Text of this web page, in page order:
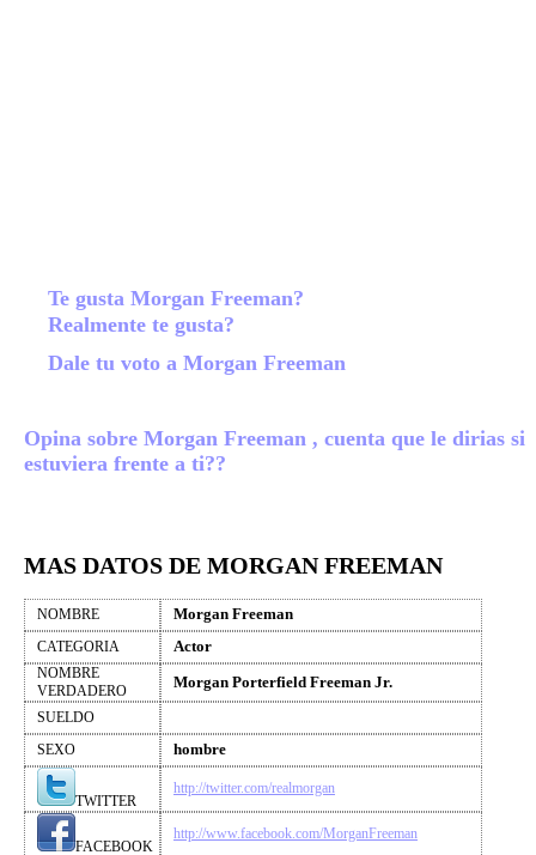
Te gusta Morgan Freeman?
Realmente te gusta?
Dale tu voto a Morgan Freeman
Opina sobre Morgan Freeman , cuenta que le dirias si
estuviera frente a ti??
MAS DATOS DE MORGAN FREEMAN
NOMBRE Morgan Freeman
CATEGORIA Actor
NOMBRE
VERDADERO
Morgan Porterfield Freeman Jr.
SUELDO
SEXO
hombre
TWITTER
http://twitter.com/realmorgan
FACEBOOK
http://www.facebook.com/MorganFreeman